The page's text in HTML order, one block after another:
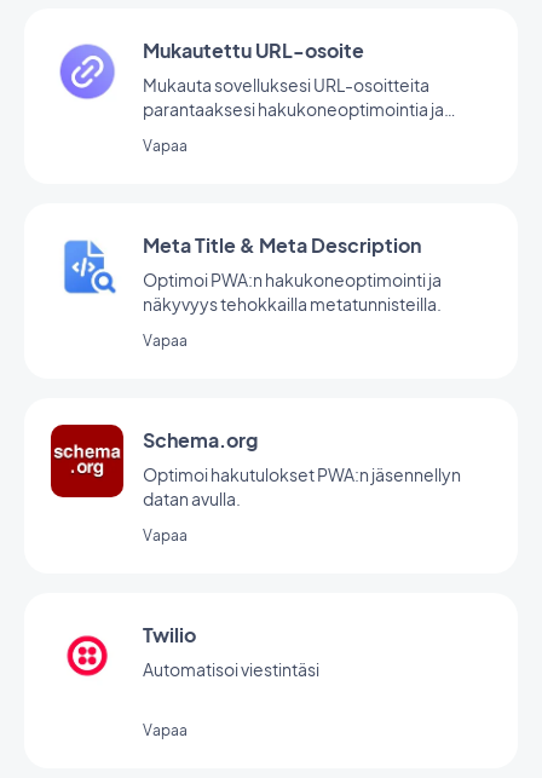
Mukautettu URL-osoite
Mukauta sovelluksesi URL-osoitteita
parantaaksesi hakukoneoptimointia ja
jaettavia.
Vapaa
Meta Title & Meta Description
Optimoi PWA:n hakukoneoptimointi ja
näkyvyys tehokkailla metatunnisteilla.
Vapaa
Schema.org
Optimoi hakutulokset PWA:n jäsennellyn
datan avulla.
Vapaa
Twilio
Automatisoi viestintäsi
Vapaa